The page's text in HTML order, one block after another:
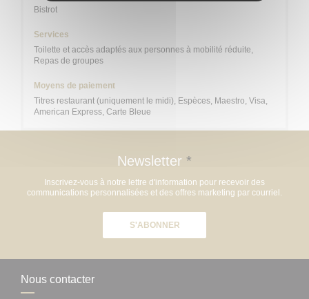
Bistrot
Services
Toilette et accès adaptés aux personnes à mobilité réduite,
Repas de groupes
Moyens de paiement
Titres restaurant (uniquement le midi), Espèces, Maestro, Visa,
American Express, Carte Bleue
Newsletter *
Inscrivez-vous à notre lettre d'information pour recevoir des
communications personnalisées et des offres marketing par courriel.
S'ABONNER
Nous contacter